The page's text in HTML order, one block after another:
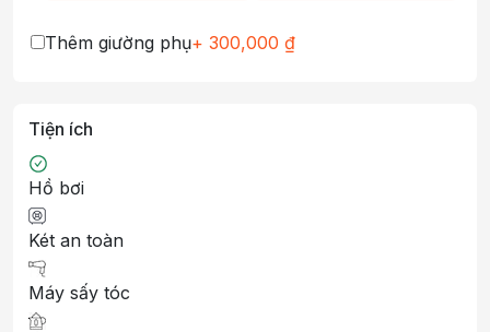
Thêm giường phụ+ 300,000 ₫
Tiện ích
Hồ bơi
Két an toàn
Máy sấy tóc